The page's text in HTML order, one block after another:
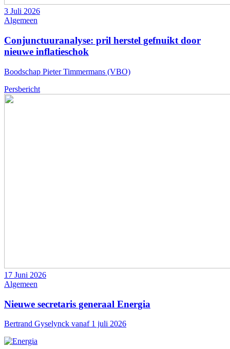
3 Juli 2026
Algemeen
Conjunctuuranalyse: pril herstel gefnuikt door
nieuwe inflatieschok
Boodschap Pieter Timmermans (VBO)
Persbericht
17 Juni 2026
Algemeen
Nieuwe secretaris generaal Energia
Bertrand Gyselynck vanaf 1 juli 2026